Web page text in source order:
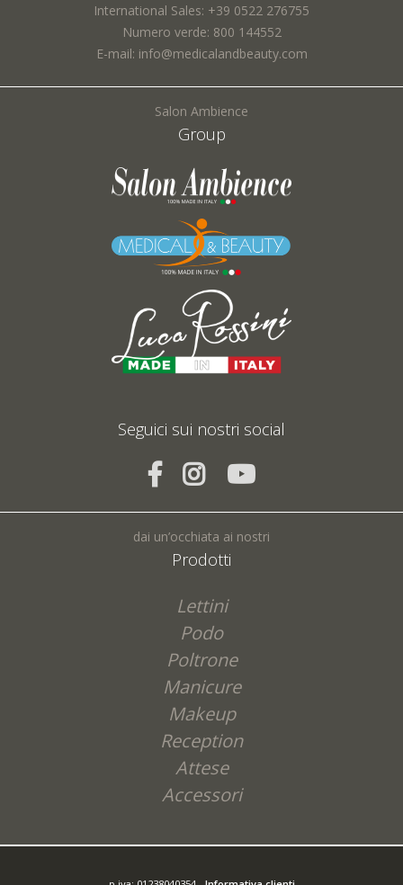
International Sales: +39 0522 276755
Numero verde: 800 144552
E-mail: info@medicalandbeauty.com
Salon Ambience
Group
Seguici sui nostri social
dai un’occhiata ai nostri
Prodotti
Lettini
Podo
Poltrone
Manicure
Makeup
Reception
Attese
Accessori